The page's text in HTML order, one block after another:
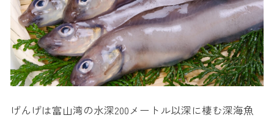
げんげは富山湾の水深200メートル以深に棲む深海魚